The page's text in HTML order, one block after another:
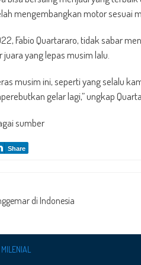
mengembangkan motor sesuai
Fabio Quartararo, tidak sabar
yang lepas musim lalu.
musim ini, seperti yang selalu
gelar lagi,” ungkap
sumber
Share
di Indonesia